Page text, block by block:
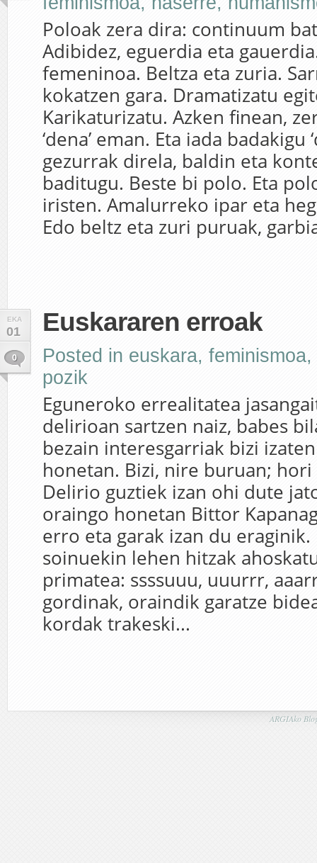
Poloak zera dira: continuum
Adibidez, eguerdia eta
femeninoa. Beltza eta zuria.
kokatzen gara. Dramatizatu
Karikaturizatu. Azken finean,
‘dena’ eman. Eta iada badakigu
gezurrak direla, baldin eta
baditugu. Beste bi polo. Eta
iristen. Amalurreko ipar eta
Edo beltz eta zuri puruak,
EKA
01
0
Euskararen erroak
Posted in euskara, feminismoa,
pozik
Eguneroko errealitatea
delirioan sartzen naiz, babes
bezain interesgarriak bizi
honetan. Bizi, nire buruan; hori
Delirio guztiek izan ohi dute
oraingo honetan Bittor
erro eta garak izan du
soinuekin lehen hitzak
primatea: ssssuuu, uuurrr,
gordinak, oraindik garatze
kordak trakeski...
ARGIAko